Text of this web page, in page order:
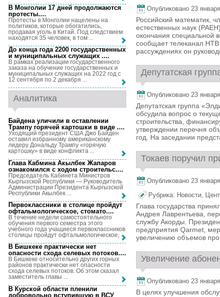
Опубликовано 23
Российский математик,
естественных наук
окончания специальной
сообщает телеканал
рассуждениях он
Депутатская
Опубликовано 23
Депутатская группа
обсудила вопрос о
строительства,
утверждении перечня
год. На заседании
Токаев поручил
Опубликовано 23
Рубрика: Новости,
Глава государства
Андрея Лаврентьева,
службу Акорды.
предприятия Qarmet,
увеличению объемов
Увеличение
Опубликовано 23
В целях улучшения
В Монголии 17 дней продолжаются
протесты....
Протесты в Монголии нацелены на
политиков, которые обогатились,
продавая уголь в Китай. Под следствием
находятся 35 человек, в том ...
До конца года 2200 государственных
и муниципальных служащих ....
В рамках реализации государственного
заказа на обучение государственных и
муниципальных служащих на 2022 год с
12 сентября по 2 декабря ...
Аналитика
Байдена уличили в оставлении
Трампу горячей картошки в виде ....
Уходящий президент США Джо Байден
оставил избранному американскому
лидеру Дональду Трампу «горячую
картошку» в виде конфликта ...
Глава Кабмина Акылбек Жапаров
ознакомился с ходом строительс....
Председатель Кабинета Министров
Кыргызской Республики — Руководитель
Администрации Президента Кыргызской
Республики Акылбек ...
Первоклассники в столице пройдут
офтальмологическое, стомато....
В течение недели самостоятельного
обучения первого семестра этого
учебного года учащиеся первоклассников
столицы пройдут офтальмологическое, ...
В Бишкеке практически нет
опасности схода селевых потоков....
В Бишкеке относительно других горных
районов практически нет опасности
схода селевых потоков. Об этом сказал
заместитель главы ...
В Курской области пленили
добровольно вступившую в ВСУ